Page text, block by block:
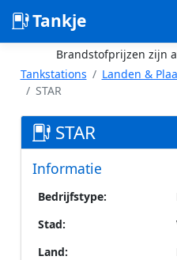
Tankje
Brandstofprijzen zijn
Tankstations
Landen &
STAR
STAR
Informatie
Bedrijfstype:
Stad:
Land: